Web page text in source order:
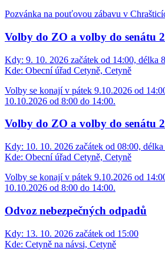
Pozvánka na pouťovou zábavu v
Volby do ZO a volby do senátu
Kdy: 9. 10. 2026 začátek od 14:00, délka
Kde: Obecní úřad Cetyně, Cetyně
Volby se konají v pátek 9.10.2026 od
10.10.2026 od 8:00 do 14:00.
Volby do ZO a volby do senátu
Kdy: 10. 10. 2026 začátek od 08:00,
Kde: Obecní úřad Cetyně, Cetyně
Volby se konají v pátek 9.10.2026 od
10.10.2026 od 8:00 do 14:00.
Odvoz nebezpečných odpadů
Kdy: 13. 10. 2026 začátek od 15:00
Kde: Cetyně na návsi, Cetyně